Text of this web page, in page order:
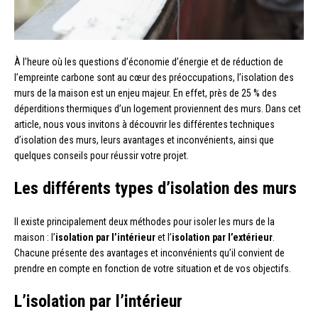
À l’heure où les questions d’économie d’énergie et de réduction de
l’empreinte carbone sont au cœur des préoccupations, l’isolation des
murs de la maison est un enjeu majeur. En effet, près de 25 % des
déperditions thermiques d’un logement proviennent des murs. Dans cet
article, nous vous invitons à découvrir les différentes techniques
d’isolation des murs, leurs avantages et inconvénients, ainsi que
quelques conseils pour réussir votre projet.
Les différents types d’isolation des murs
Il existe principalement deux méthodes pour isoler les murs de la
maison : l’isolation par l’intérieuret l’isolation par l’extérieur
Chacune présente des avantages et inconvénients qu’il convient de
prendre en compte en fonction de votre situation et de vos objectifs.
L’isolation par l’intérieur